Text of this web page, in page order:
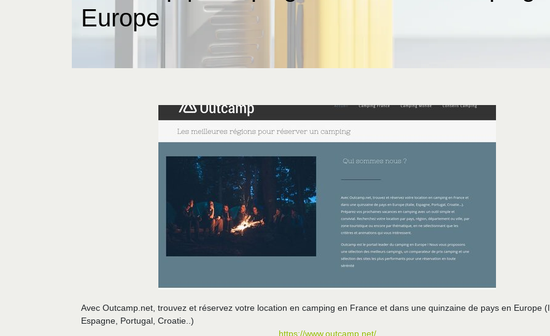
Europe
Avec Outcamp.net, trouvez et réservez votre location en camping en France et dans une quinzaine de pays en Europe
Espagne, Portugal, Croatie..)
https://www.outcamp.net/